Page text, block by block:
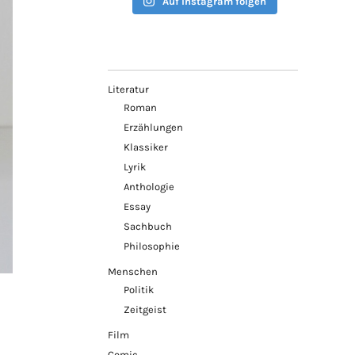
Literatur
Roman
Erzählungen
Klassiker
Lyrik
Anthologie
Essay
Sachbuch
Philosophie
Menschen
Politik
Zeitgeist
Film